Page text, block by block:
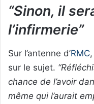
“Sinon, il
l’infirmerie”
Sur l’antenne d’RMC
sur le sujet.
chance de l’avoir
même qui l’aurait